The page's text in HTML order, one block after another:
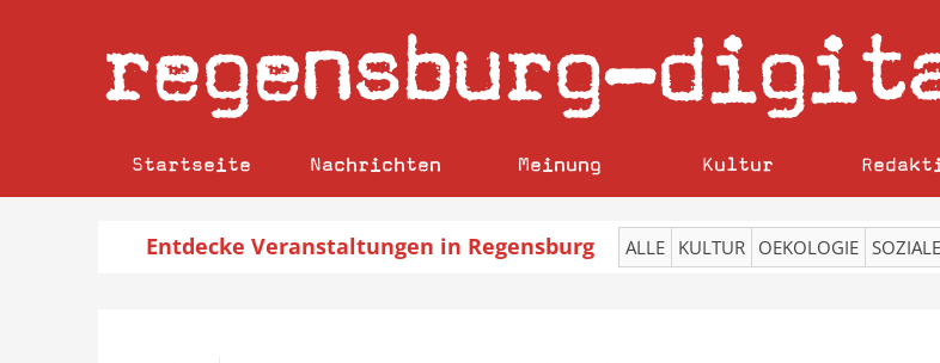
regensburg–
Startseite Nachrichten Meinung Kultur
Entdecke Veranstaltungen in Regensburg ALLE KULTUR OEKOLOGIE